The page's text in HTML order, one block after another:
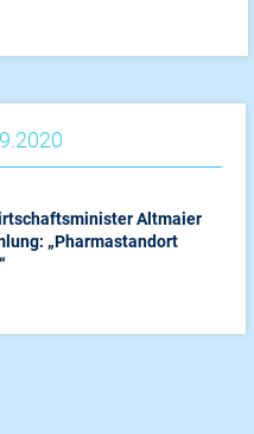
Altmaier
„Pharmastandort